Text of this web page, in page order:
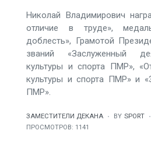
Николай Владимирович
отличие в труде»,
доблесть», Грамотой
званий «Заслуженный
культуры и спорта ПМР»,
культуры и спорта ПМР» и
ПМР».
ЗАМЕСТИТЕЛИ ДЕКАНА BY SPORT
ПРОСМОТРОВ: 1141